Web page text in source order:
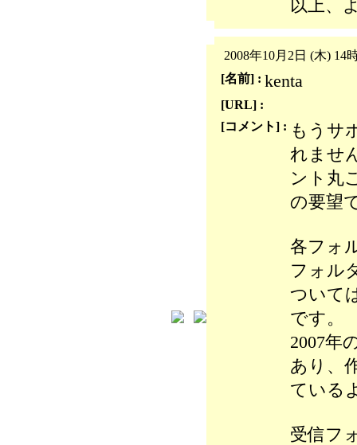
以上、
2008年10月2日 (木) 14
[名前] : kenta
[URL] :
[コメント] : もうサ
れませ
ント丸
の要望
各フォ
フォル
ついて
です。
2007年
あり、
ている
受信フ